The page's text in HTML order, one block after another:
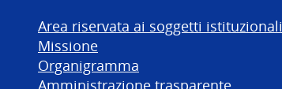
Area riservata ai soggetti istituzionali
Missione
Organigramma
Amministrazione trasparente